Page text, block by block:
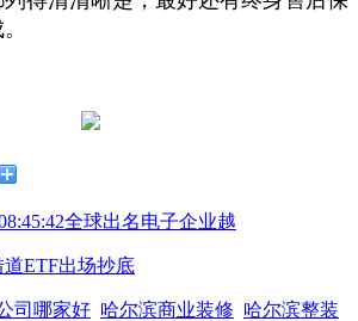
全球出名电子企业越
道ETF出场抄底
司哪家好 哈尔滨商业装修 哈尔滨整装